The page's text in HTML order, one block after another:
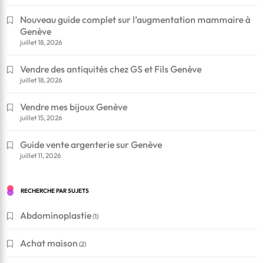
Nouveau guide complet sur l’augmentation mammaire à
Genève
juillet 18, 2026
Vendre des antiquités chez GS et Fils Genève
juillet 18, 2026
Vendre mes bijoux Genève
juillet 15, 2026
Guide vente argenterie sur Genève
juillet 11, 2026
RECHERCHE PAR SUJETS
Abdominoplastie(1)
Achat maison (2)